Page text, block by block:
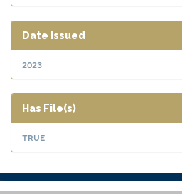
Date issued
2023
Has File(s)
true